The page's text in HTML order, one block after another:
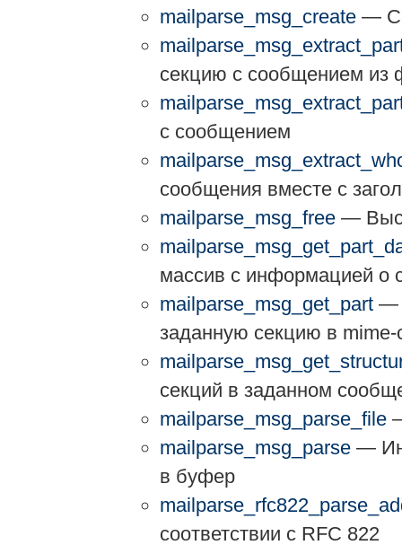
mailparse_msg_create —
секцию с сообщением из
с сообщением
сообщения вместе с
mailparse_msg_free —
массив с информацией о
mailparse_msg_get_part —
заданную секцию в
секций в заданном
mailparse_msg_parse_file
mailparse_msg_parse —
в буфер
соответствии с RFC 822